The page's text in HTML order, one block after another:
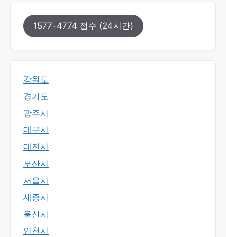
1577-4774 접수 (24시간)
강원도
경기도
광주시
대구시
대전시
부산시
서울시
세종시
울산시
인천시